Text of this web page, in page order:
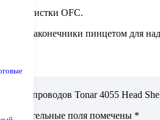
очистки OFC.
наконечники пинцетом для
проводов Tonar 4055 Head
Обязательные поля помечены *